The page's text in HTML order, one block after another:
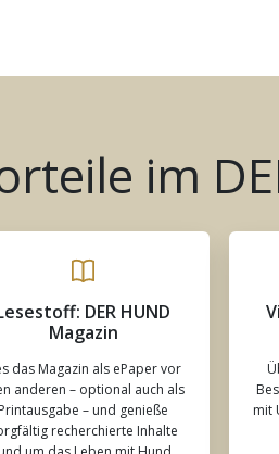
im
DER HUND
Magazin
das Magazin als ePaper vor
anderen – optional auch als
Printausgabe – und genieße
recherchierte Inhalte
mit